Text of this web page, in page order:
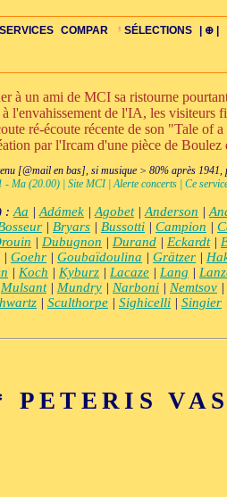
CONCERTS HISTOIRE PAYS
SERVICES
CONCERTS LIENS RADIOS VIDÉOS
COMPAR
EXPRESS ŒUVRES BIOGRAPHIES
SÉLECTIONS
INTRO COMPO-INDIV ŒUVRES-
| ⊕ |
CD TOP-REC BONUS-ROMANSALTO-C
VIOLON-C
PIANO-CONC
un ami de MCI sa ristourne
l'envahissement de l'IA, les visiteurs
ré-écoute récente de son "Tale
par l'Ircam d'une pièce de
[@mail en bas], si musique > 80% après
- Ma (20.00) | Site MCI | Alerte concerts | Ce
: Aa | Adámek | Agobet| Anderson |
| Bryars | Bussotti | Campion |
| Dubugnon | Durand | Eckardt|
| Goehr | Goubaïdoulina | Grätzer |
| Koch | Kyburz | Lacaze | Lang |
Mulsant| Mundry | Narboni | Nemtsov |
| Sculthorpe | Sighicelli | Singier
PETERIS